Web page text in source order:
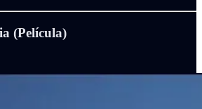
(Película)